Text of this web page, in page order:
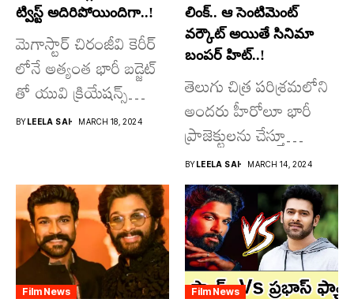
ట్విస్ట్ అదిరిపోయిందిగా..!
మెగాస్టార్ చిరంజీవి కెరీర్
లోనే అత్యంత భారీ బడ్జెట్
తో యువి క్రియేషన్స్
రూపొందిస్తున్న
BYLEELA SAI MARCH 18, 2024
లింక్.. ఆ సెంటిమెంట్
వర్కౌట్ అయితే సినిమా
బంపర్ హిట్..!
తెలుగు చిత్ర పరిశ్రమలోని
అందరు హీరోలూ భారీ
ప్రాజెక్టులను చేస్తూ
దూసుకుపోతోన్నారు.
అందులో కొందరు
మాత్రమే...
BYLEELA SAI MARCH 14, 2024
Film News Film News